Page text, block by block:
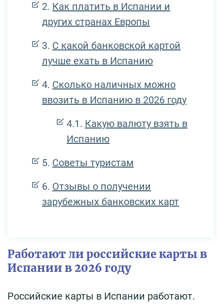
Как платить в Испании и
других странах Европы
С какой банковской картой
лучше ехать в Испанию
Сколько наличных можно
ввозить в Испанию в 2026 году
Какую валюту взять в
Испанию
Советы туристам
Отзывы о получении
зарубежных банковских карт
Работают ли российские карты в
Испании в 2026 году
Российские карты в Испании работают.